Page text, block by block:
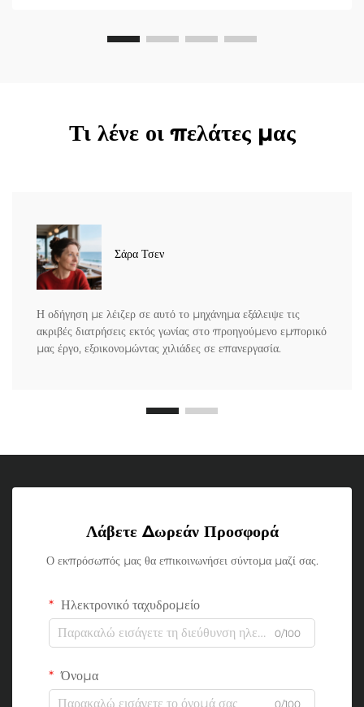
Τι λένε οι πελάτες μας
Σάρα Τσεν
Η οδήγηση με λέιζερ σε αυτό το μηχάνημα εξάλειψε τις
ακριβές διατρήσεις εκτός γωνίας στο προηγούμενο εμπορικό
μας έργο, εξοικονομώντας χιλιάδες σε επανεργασία.
Λάβετε Δωρεάν Προσφορά
Ο εκπρόσωπός μας θα επικοινωνήσει σύντομα μαζί σας.
Ηλεκτρονικό ταχυδρομείο
0/100
Όνομα
0/100